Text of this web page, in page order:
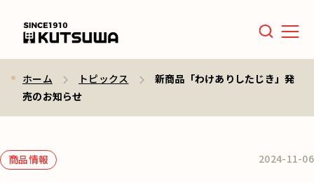
Menu
ホーム トピックス
新商品「わけありしたじき」発
売のお知らせ
商品情報 2024-11-06